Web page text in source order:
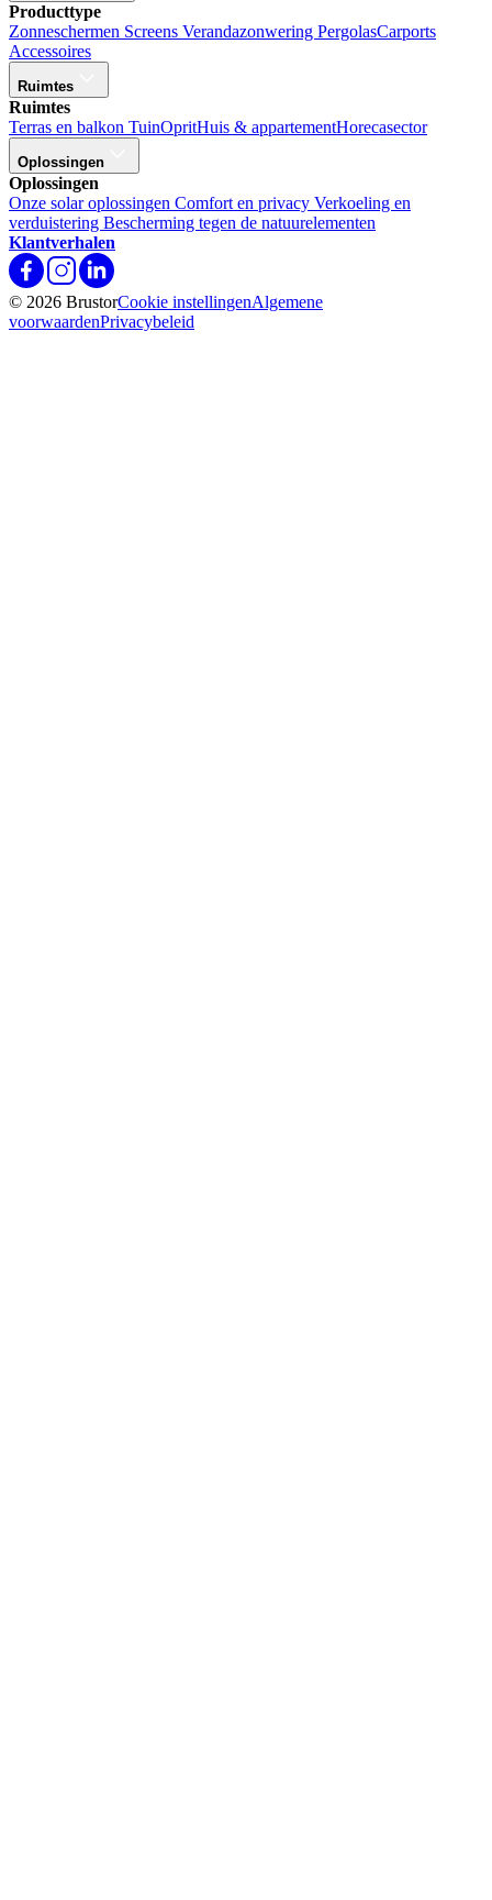
Producttype
Zonneschermen Screens Verandazonwering PergolasCarports
Accessoires
Ruimtes
Ruimtes
Terras en balkon TuinOpritHuis & appartementHorecasector
Oplossingen
Oplossingen
Onze solar oplossingen Comfort en privacy Verkoeling en
verduistering Bescherming tegen de natuurelementen
Klantverhalen
© 2026 BrustorCookie instellingenAlgemene
voorwaardenPrivacybeleid